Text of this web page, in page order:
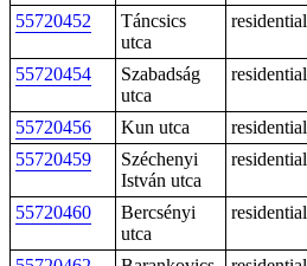
55720452
Táncsics
utca
residential
55720454
Szabadság
utca
residential
55720456 Kun utca
residential
55720459
Széchenyi
István utca
residential
55720460
Bercsényi
utca
residential